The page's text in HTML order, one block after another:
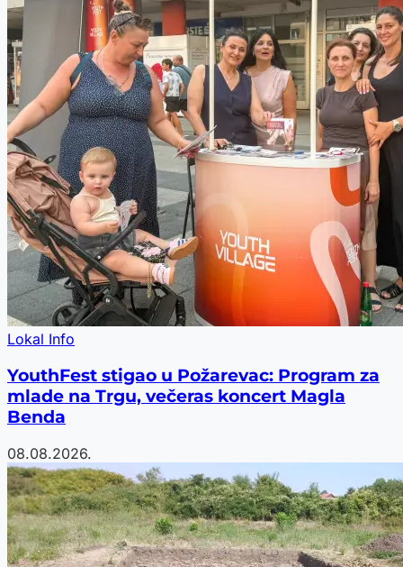
Lokal Info
YouthFest stigao u Požarevac: Program za
mlade na Trgu, večeras koncert Magla
Benda
08.08.2026.